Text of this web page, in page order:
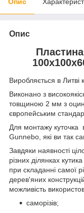
Опис
Виробляється в
Виконано з
товщиною 2 мм з
європейським
Для монтажу куточка
Gunnebo, які ви так
Завдяки наявності
різних ділянках
при складанні самої
дерев'яних
можливість
саморізів;